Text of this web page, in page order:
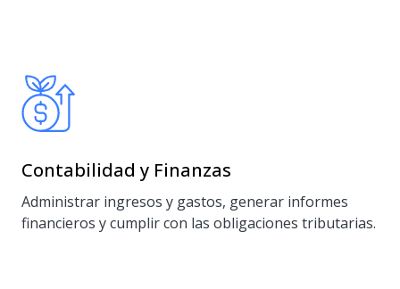
Contabilidad y Finanzas
Administrar ingresos y gastos, generar informes
financieros y cumplir con las obligaciones tributarias.